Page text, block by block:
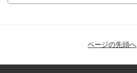
ページの先頭へ